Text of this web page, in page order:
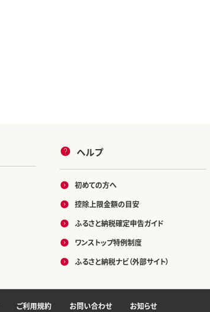
ヘルプ
初めての方へ
控除上限金額の目安
ふるさと納税確定申告ガイド
ワンストップ特例制度
ふるさと納税ナビ（外部サイト）
ご利用規約 お問い合わせ お知らせ